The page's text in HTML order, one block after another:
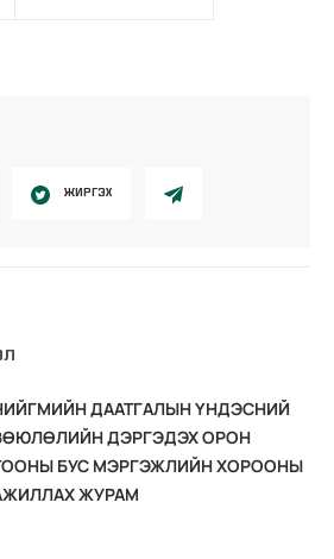
ЖИРГЭХ
ДААТГАЛЫН ҮНДЭСНИЙ
ДЭРГЭДЭХ ОРОН
БУС МЭРГЭЖЛИЙН ХОРООНЫ
ЖУРАМ